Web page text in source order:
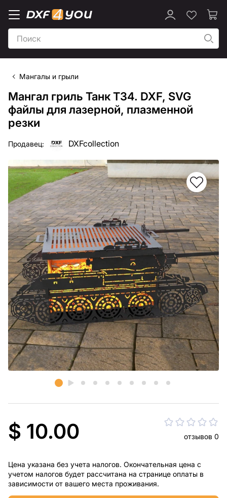
Мангалы и грыли
Мангал гриль Танк T34. DXF, SVG
файлы для лазерной, плазменной
резки
Продавец: DXFcollection
$ 10.00 отзывов 0
Цена указана без учета налогов. Окончательная цена с
учетом налогов будет рассчитана на странице оплаты в
зависимости от вашего места проживания.